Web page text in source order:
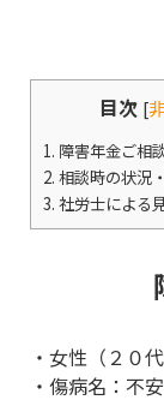
目次 [
1. 障害年金ご相
2. 相談時の状況
3. 社労士による
・女性（２０
・傷病名：不